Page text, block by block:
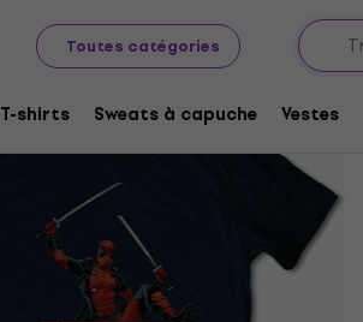
Toutes catégories
T-shirts Sweats à capuche Vestes
T-shirts